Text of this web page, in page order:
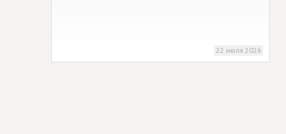
22 июля 2026